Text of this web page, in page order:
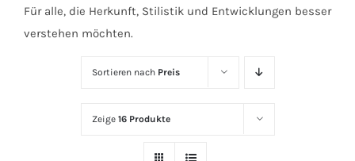
Für alle, die Herkunft, Stilistik und Entwicklungen besser
verstehen möchten.
Sortieren nach Preis
Zeige 16 Produkte